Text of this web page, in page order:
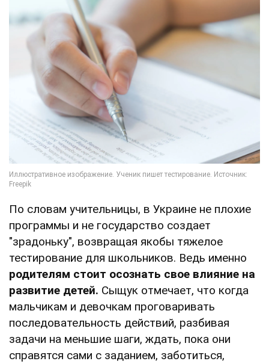
По словам учительницы, в Украине не плохие
программы и не государство создает
"зрадоньку", возвращая якобы тяжелое
тестирование для школьников. Ведь именно
родителям стоит осознать свое влияние на
развитие детей. Сыщук отмечает, что когда
мальчикам и девочкам проговаривать
последовательность действий, разбивая
задачи на меньшие шаги, ждать, пока они
справятся сами с заданием, заботиться,